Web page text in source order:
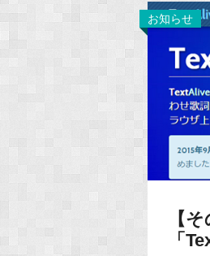
お知らせ
【
「